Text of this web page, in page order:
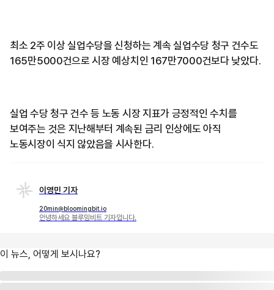
최소 2주 이상 실업수당을 신청하는 계속 실업수당 청구 건수도
165만5000건으로 시장 예상치인 167만7000건보다 낮았다.
실업 수당 청구 건수 등 노동 시장 지표가 긍정적인 수치를
보여주는 것은 지난해부터 계속된 금리 인상에도 아직
노동시장이 식지 않았음을 시사한다.
이영민 기자
20min@bloomingbit.io
안녕하세요 블루밍비트 기자입니다.
이 뉴스, 어떻게 보시나요?